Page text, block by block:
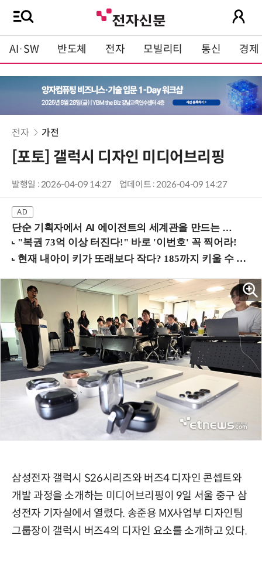
AI·SW 반도체 전자 모빌리티 통신 경제
전자 가전
[포토] 갤럭시 디자인 미디어브리핑
발행일 : 2026-04-09 14:27 업데이트 : 2026-04-09 14:27
단순 기획자에서 AI 에이전트의 세계관을 만드는 지식 설계자로.. (8/20 강남역)
삼성전자 갤럭시 S26시리즈와 버즈4 디자인 콘셉트와
개발 과정을 소개하는 미디어브리핑이 9일 서울 중구 삼
성전자 기자실에서 열렸다. 송준용 MX사업부 디자인팀
그룹장이 갤럭시 버즈4의 디자인 요소를 소개하고 있다.